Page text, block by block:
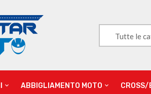
Tutte le
ABBIGLIAMENTO MOTO CROSS/